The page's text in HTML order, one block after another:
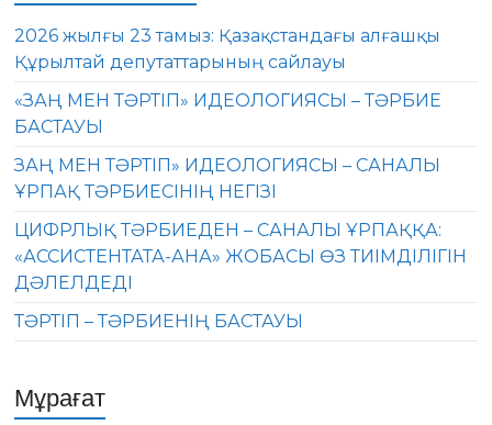
2026 жылғы 23 тамыз: Қазақстандағы алғашқы
Құрылтай депутаттарының сайлауы
«ЗАҢ МЕН ТӘРТІП» ИДЕОЛОГИЯСЫ – ТӘРБИЕ
БАСТАУЫ
ЗАҢ МЕН ТӘРТІП» ИДЕОЛОГИЯСЫ – САНАЛЫ
ҰРПАҚ ТӘРБИЕСІНІҢ НЕГІЗІ
ЦИФРЛЫҚ ТӘРБИЕДЕН – САНАЛЫ ҰРПАҚҚА:
«АССИСТЕНТАТА-АНА» ЖОБАСЫ ӨЗ ТИІМДІЛІГІН
ДӘЛЕЛДЕДІ
ТӘРТІП – ТӘРБИЕНІҢ БАСТАУЫ
Мұрағат